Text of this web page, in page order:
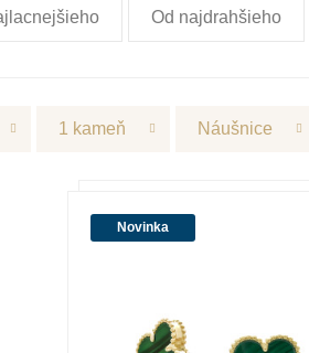
Od najdrahšieho
1 kameň Náušnice
Novinka